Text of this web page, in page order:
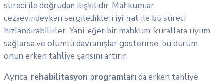
süreci ile doğrudan ilişkilidir. Mahkumlar,
cezaevindeyken sergiledikleri iyi hal ile bu süreci
hızlandırabilirler. Yani, eğer bir mahkum, kurallara uyum
sağlarsa ve olumlu davranışlar gösterirse, bu durum
onun erken tahliye şansını artırır.
Ayrıca, rehabilitasyon programları da erken tahliye